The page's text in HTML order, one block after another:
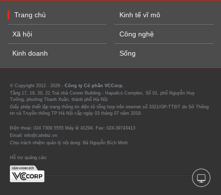
Trang chủ
Xã hội
Kinh doanh
Kinh tế vĩ mô
Công nghệ
Sống
© Copyright 2012 - 2026 - Công ty Cổ phần VCCorp.
Tầng 17, 19, 20, 21 Toà nhà Center Building - Hapulico Complex, Số 01, phố Nguyễn Huy
Tưởng, phường Thanh Xuân, thành phố Hà Nội
Giấy phép thiết lập trang thông tin điện tử tổng hợp trên internet số 3321/GP-TTĐT do Sở Thông
tin và Truyền thông TP Hà Nội cấp ngày 03 tháng 07 năm 2019.
Điện thoại: 024 7309 5555 Máy lẻ 41294. Fax: 024-39743413
Email: info@cafebiz.vn
Chịu trách nhiệm quản lý nội dung: Bà Nguyễn Bích Minh
Hỗ trợ quảng cáo: